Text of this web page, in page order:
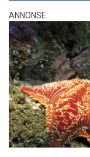
ANNONSE: